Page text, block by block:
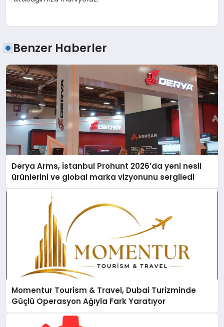
Benzer Haberler
Derya Arms, İstanbul Prohunt 2026’da yeni nesil
ürünlerini ve global marka vizyonunu sergiledi
Momentur Tourism & Travel, Dubai Turizminde
Güçlü Operasyon Ağıyla Fark Yaratıyor